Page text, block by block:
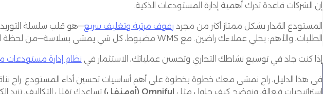
إن الشركات قاعدة تدرك أهمية إدارة المستودعات الذكية.
المستودع المُدار بشكل ممتاز أكثر من مجرد رفوف مرتبة وتغليف سريع—هو قلب سلسلة
الطلبات، والأهم: يخلي عملاءك راضين. مع WMS مضبوط، كل شي يمشي بسلاسة—من لحظة الطلب إلى لحظة وصوله لباب عميلك.
إذا كنت جاد في توسيع نشاطك التجاري وتحسين عملياتك، الاستثمار في نظام إدارة مستودعات
في هذا الدليل، راح نمشي معك خطوة بخطوة على أهم أساسيات تحسين أداء المستودع. راح
استراتيجيات فعالة، ونوضح كيف حلول مثل Omniful (أومنفل) تساعدك تقلل التكاليف، تزيد